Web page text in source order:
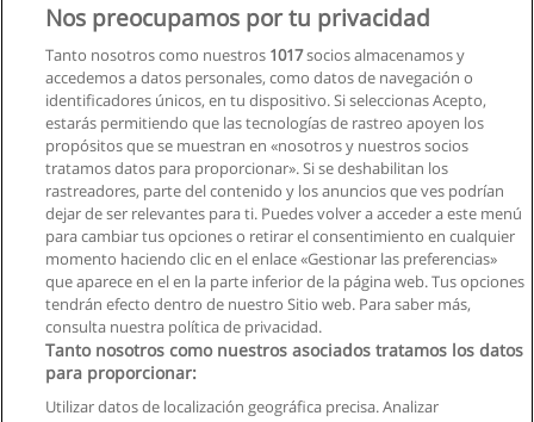
Solicita información
Nos preocupamos por tu privacidad
Tanto nosotros como nuestros 1017socios almacenamos y
accedemos a datos personales, como datos de navegación o
identificadores únicos, en tu dispositivo. Si seleccionas Acepto,
estarás permitiendo que las tecnologías de rastreo apoyen los
propósitos que se muestran en «nosotros y nuestros socios
tratamos datos para proporcionar». Si se deshabilitan los
rastreadores, parte del contenido y los anuncios que ves podrían
dejar de ser relevantes para ti. Puedes volver a acceder a este menú
para cambiar tus opciones o retirar el consentimiento en cualquier
momento haciendo clic en el enlace «Gestionar las preferencias»
que aparece en el en la parte inferior de la página web. Tus opciones
tendrán efecto dentro de nuestro Sitio web. Para saber más,
consulta nuestra política de privacidad.
Tanto nosotros como nuestros asociados tratamos los datos
para proporcionar:
Utilizar datos de localización geográfica precisa. Analizar